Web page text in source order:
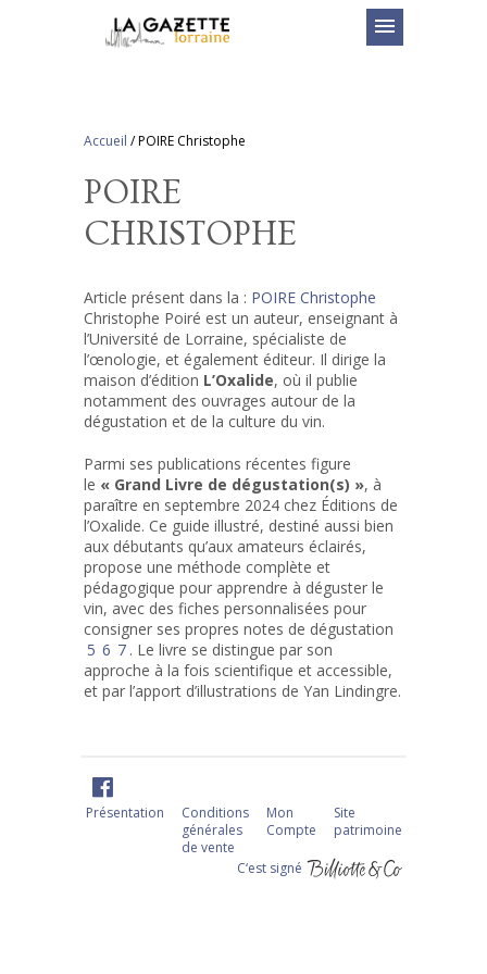
menu
Accueil /POIRE Christophe
POIRE
CHRISTOPHE
Article présent dans la : POIRE Christophe
Christophe Poiré est un auteur, enseignant à
l’Université de Lorraine, spécialiste de
l’œnologie, et également éditeur. Il dirige la
maison d’édition L’Oxalide, où il publie
notamment des ouvrages autour de la
dégustation et de la culture du vin.
Parmi ses publications récentes figure
le « Grand Livre de dégustation(s) », à
paraître en septembre 2024 chez Éditions de
l’Oxalide. Ce guide illustré, destiné aussi bien
aux débutants qu’aux amateurs éclairés,
propose une méthode complète et
pédagogique pour apprendre à déguster le
vin, avec des fiches personnalisées pour
consigner ses propres notes de dégustation
5 6 7 . Le livre se distingue par son
approche à la fois scientifique et accessible,
et par l’apport d’illustrations de Yan Lindingre.
Présentation
Conditions
générales
de vente
Mon
Compte
Site
patrimoine
C‘est signé